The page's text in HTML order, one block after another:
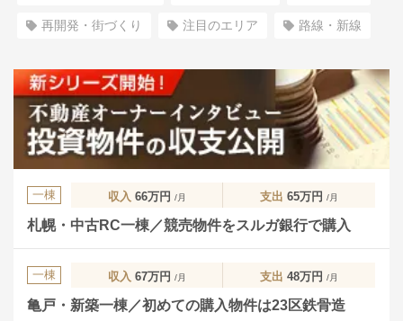
再開発・街づくり 注目のエリア 路線・新線
一棟 収入 66万円 /月 支出 65万円 /月
札幌・中古RC一棟／競売物件をスルガ銀行で購入
一棟 収入 67万円 /月 支出 48万円 /月
亀戸・新築一棟／初めての購入物件は23区鉄骨造